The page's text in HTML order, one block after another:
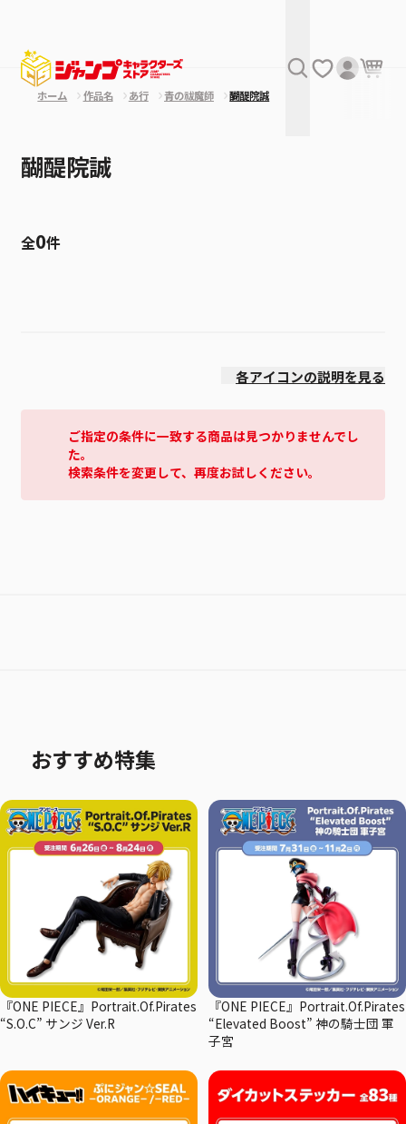
ホーム 作品名 あ行 青の祓魔師 醐醍院誠
醐醍院誠
全0件
各アイコンの説明を見る
ご指定の条件に一致する商品は見つかりませんでし
た。
検索条件を変更して、再度お試しください。
おすすめ特集
『ONE PIECE』Portrait.Of.Pirates
“S.O.C” サンジ Ver.R
『ONE PIECE』Portrait.Of.Pirates
“Elevated Boost” 神の騎士団 軍
子宮